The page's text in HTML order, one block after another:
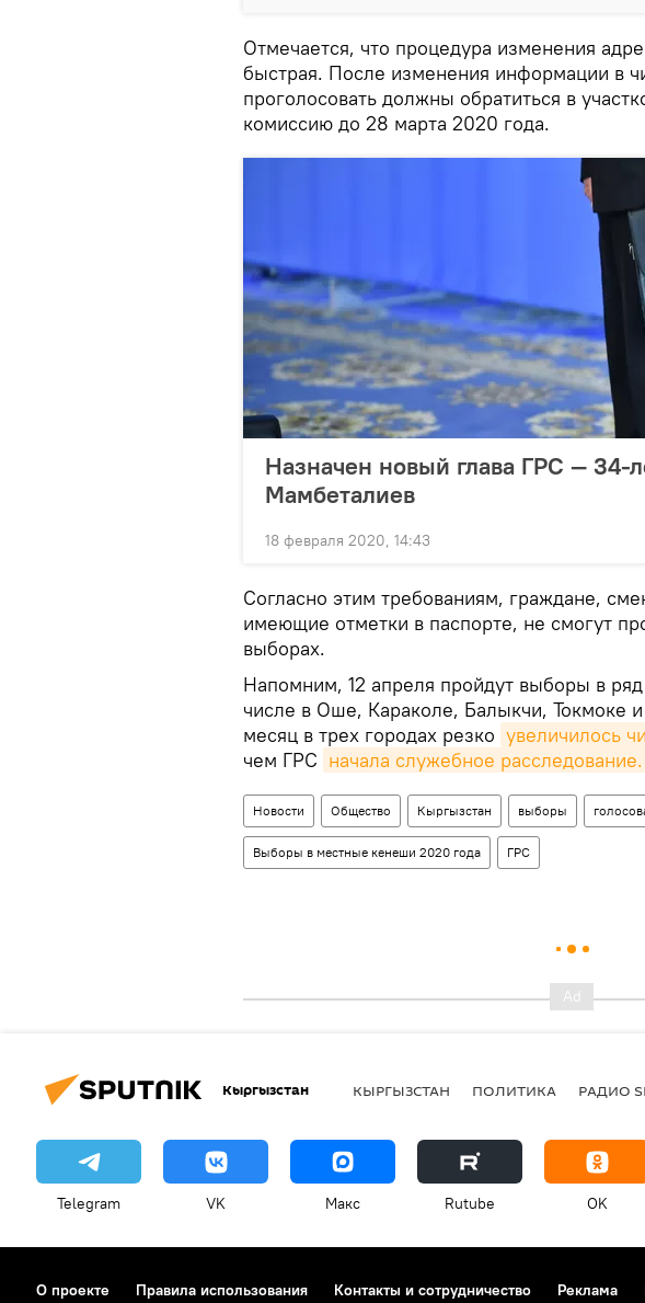
Отмечается, что процедура изменения
быстрая. После изменения информации в
проголосовать должны обратиться в
комиссию до 28 марта 2020 года.
Назначен новый глава ГРС — 34-
Мамбеталиев
18 февраля 2020, 14:43
Согласно этим требованиям, граждане,
имеющие отметки в паспорте, не смогут
выборах.
Напомним, 12 апреля пройдут выборы в
числе в Оше, Караколе, Балыкчи, Токмоке
месяц в трех городах резко увеличилось
чем ГРС начала служебное расследование.
Новости Общество Кыргызстан выборы
Выборы в местные кенеши 2020 года ГРС
Кыргызстан КЫРГЫЗСТАН ПОЛИТИКА РАДИО
Telegram VK Макс Rutube OK
О проекте Правила использования Контакты и сотрудничество Реклама